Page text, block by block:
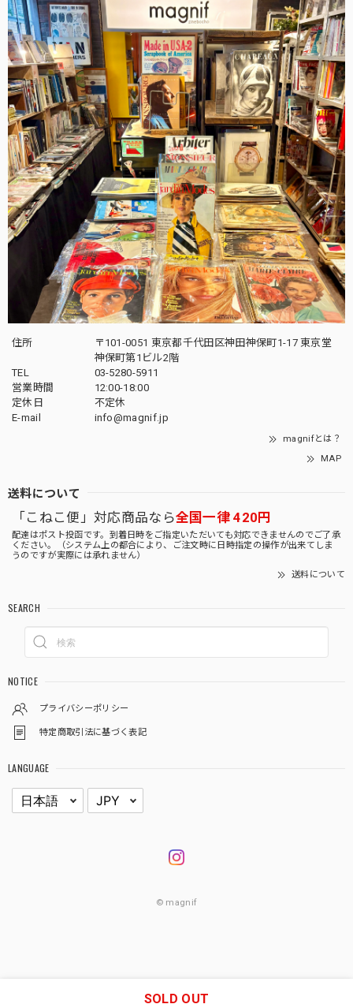
住所
〒101-0051 東京都千代田区神田神保町1-17 東京堂
神保町第1ビル2階
TEL
03-5280-5911
営業時間
12:00-18:00
定休日
不定休
E-mail
info@magnif.jp
magnifとは？
MAP
送料について
「こねこ便」対応商品なら全国一律 420円
配達はポスト投函です。到着日時をご指定いただいても対応できませんのでご了承
ください。（システム上の都合により、ご注文時に日時指定の操作が出来てしま
うのですが実際には承れません）
送料について
SEARCH
NOTICE
プライバシーポリシー
特定商取引法に基づく表記
LANGUAGE
© magnif
SOLD OUT